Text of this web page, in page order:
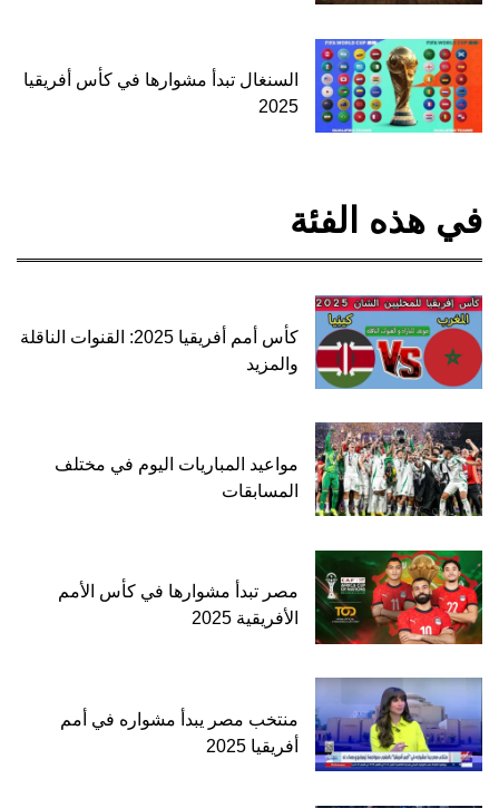
السنغال تبدأ مشوارها في كأس أفريقيا
2025
في هذه الفئة
كأس أمم أفريقيا 2025: القنوات الناقلة
والمزيد
مواعيد المباريات اليوم في مختلف
المسابقات
مصر تبدأ مشوارها في كأس الأمم
الأفريقية 2025
منتخب مصر يبدأ مشواره في أمم
أفريقيا 2025